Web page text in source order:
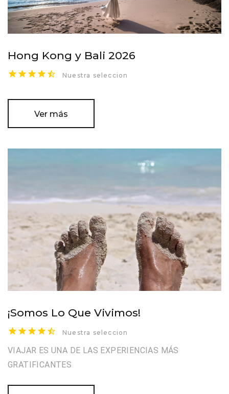
Hong Kong y Bali 2026
Nuestra seleccion
Ver más
¡Somos Lo Que Vivimos!
Nuestra seleccion
VIAJAR ES UNA DE LAS EXPERIENCIAS MÁS
GRATIFICANTES